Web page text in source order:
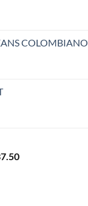
COLOMBIANO